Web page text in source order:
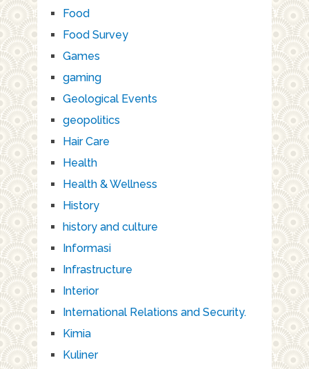
Food
Food Survey
Games
gaming
Geological Events
geopolitics
Hair Care
Health
Health & Wellness
History
history and culture
Informasi
Infrastructure
Interior
International Relations and Security.
Kimia
Kuliner